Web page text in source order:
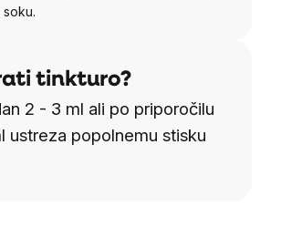
tinkturo?
2 - 3 ml ali po priporočilu
ustreza popolnemu stisku